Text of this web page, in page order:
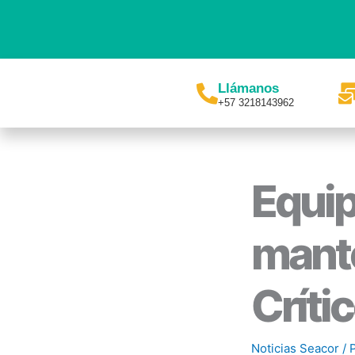
Llámanos
+57 3218143962
Noticias Seacor /